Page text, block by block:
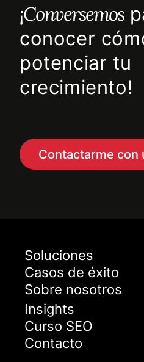
¡Conversemos
conocer
potenciar tu
crecimiento!
Contactarme con
Soluciones
Casos de éxito
Sobre nosotros
Insights
Curso SEO
Contacto